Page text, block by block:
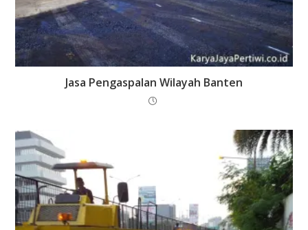
Jasa Pengaspalan Wilayah Banten